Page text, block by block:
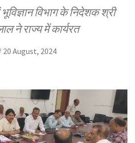
विभाग के निदेशक श्री
ने राज्य में कार्यरत
20 August, 2024